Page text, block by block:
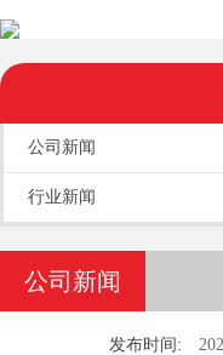
公司新闻
行业新闻
公司新闻
发布时间: